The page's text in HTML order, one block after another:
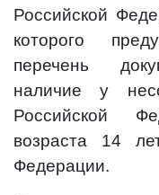
Российской
которого
перечень
наличие у
Российской
возраста 14
Федерации.